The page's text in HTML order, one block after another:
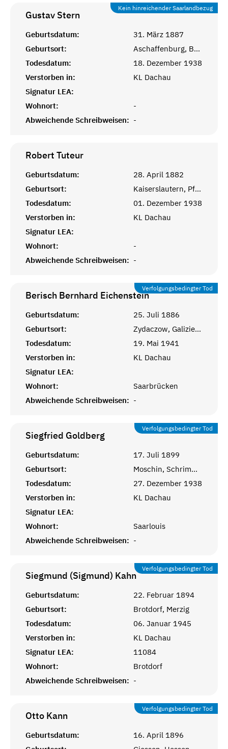
Kein hinreichender Saarlandbezug
Gustav Stern
Geburtsdatum:
31. März 1887
Geburtsort:
Aschaffenburg, Bayern
Todesdatum:
18. Dezember 1938
Verstorben in:
KL Dachau
Signatur LEA:
Wohnort:
-
Abweichende Schreibweisen: -
Robert Tuteur
Geburtsdatum:
28. April 1882
Geburtsort:
Kaiserslautern, Pfalz
Todesdatum:
01. Dezember 1938
Verstorben in:
KL Dachau
Signatur LEA:
Wohnort:
-
Abweichende Schreibweisen: -
Verfolgungsbedingter Tod
Berisch Bernhard Eichenstein
Geburtsdatum:
25. Juli 1886
Geburtsort:
Zydaczow, Galizien, Österreich
Todesdatum:
19. Mai 1941
Verstorben in:
KL Dachau
Signatur LEA:
Wohnort:
Saarbrücken
Abweichende Schreibweisen: -
Verfolgungsbedingter Tod
Siegfried Goldberg
Geburtsdatum:
17. Juli 1899
Geburtsort:
Moschin, Schrimm, Posen
Todesdatum:
27. Dezember 1938
Verstorben in:
KL Dachau
Signatur LEA:
Wohnort:
Saarlouis
Abweichende Schreibweisen: -
Verfolgungsbedingter Tod
Siegmund (Sigmund) Kahn
Geburtsdatum:
22. Februar 1894
Geburtsort:
Brotdorf, Merzig
Todesdatum:
06. Januar 1945
Verstorben in:
KL Dachau
Signatur LEA:
11084
Wohnort:
Brotdorf
Abweichende Schreibweisen: -
Verfolgungsbedingter Tod
Otto Kann
Geburtsdatum:
16. April 1896